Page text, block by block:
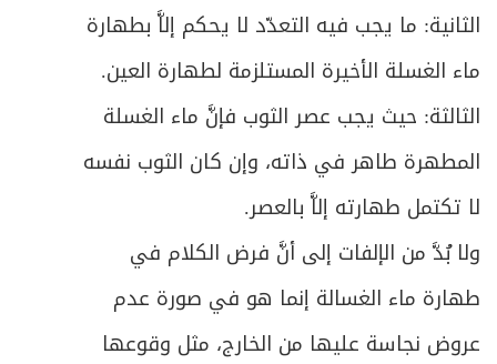
الثانية: ما يجب فيه التعدّد لا يحكم إلاَّ بطهارة
ماء الغسلة الأخيرة المستلزمة لطهارة العين.
الثالثة: حيث يجب عصر الثوب فإنَّ ماء الغسلة
المطهرة طاهر في ذاته، وإن كان الثوب نفسه
لا تكتمل طهارته إلاَّ بالعصر.
ولا بُدَّ من الإلفات إلى أنَّ فرض الكلام في
طهارة ماء الغسالة إنما هو في صورة عدم
عروض نجاسة عليها من الخارج، مثل وقوعها